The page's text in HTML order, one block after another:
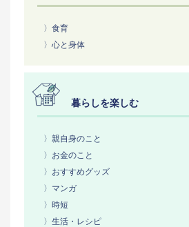
〉食育
〉心と身体
暮らしを楽しむ
〉親自身のこと
〉お金のこと
〉おすすめグッズ
〉マンガ
〉時短
〉生活・レシピ